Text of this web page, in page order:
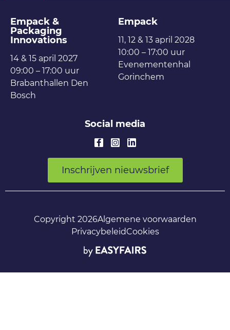
Empack &
Packaging
Innovations
14 & 15 april 2027
09:00 – 17:00 uur
Brabanthallen Den
Bosch
Empack
11, 12 & 13 april 2028
10:00 – 17:00 uur
Evenementenhal
Gorinchem
Social media
Inschrijven nieuwsbrief
Copyright 2026Algemene voorwaarden
PrivacybeleidCookies